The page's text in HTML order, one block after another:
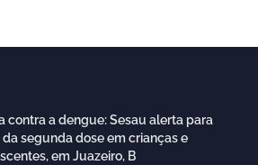
contra a dengue: Sesau alerta para
da segunda dose em crianças e
em Juazeiro, B